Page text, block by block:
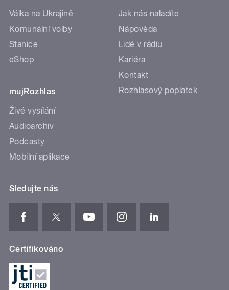
Válka na Ukrajině
Komunální volby
Stanice
eShop
mujRozhlas
Živé vysílání
Audioarchiv
Podcasty
Mobilní aplikace
Jak nás naladíte
Nápověda
Lidé v rádiu
Kariéra
Kontakt
Rozhlasový poplatek
Sledujte nás
Certifikováno